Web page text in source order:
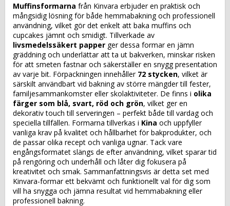
Muffinsformarna från Kinvara erbjuder en praktisk och
mångsidig lösning för både hemmabakning och professionell
användning, vilket gör det enkelt att baka muffins och
cupcakes jämnt och smidigt. Tillverkade av
livsmedelssäkert papper ger dessa formar en jämn
gräddning och underlättar att ta ut bakverken, minskar risken
för att smeten fastnar och säkerställer en snygg presentation
av varje bit. Förpackningen innehåller 72 stycken, vilket är
särskilt användbart vid bakning av större mängder till fester,
familjesammankomster eller skolaktiviteter. De finns i olika
färger som blå, svart, röd och grön, vilket ger en
dekorativ touch till serveringen – perfekt både till vardag och
speciella tillfällen. Formarna tillverkas i Kina och uppfyller
vanliga krav på kvalitet och hållbarhet för bakprodukter, och
de passar olika recept och vanliga ugnar. Tack vare
engångsformatet slängs de efter användning, vilket sparar tid
på rengöring och underhåll och låter dig fokusera på
kreativitet och smak. Sammanfattningsvis är detta set med
Kinvara-formar ett bekvämt och funktionellt val för dig som
vill ha snygga och jämna resultat vid hemmabakning eller
professionell bakning.